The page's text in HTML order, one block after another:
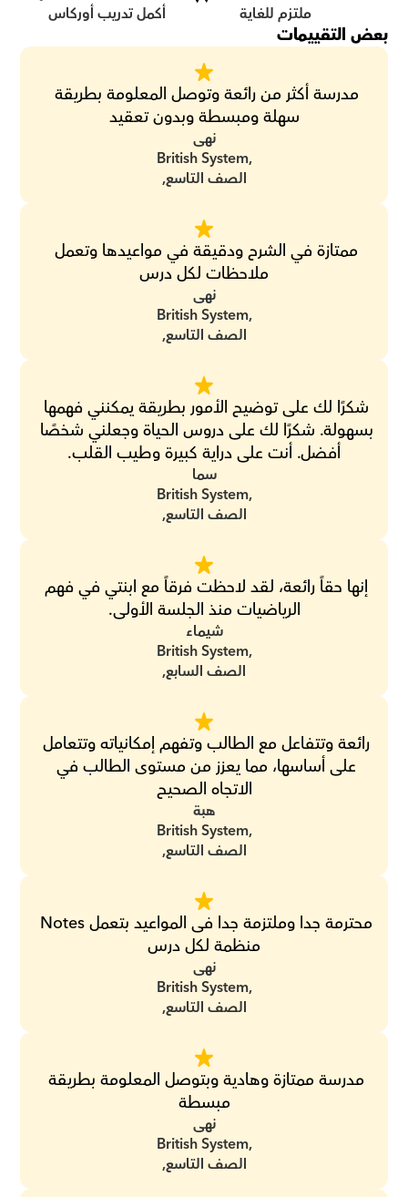
ملتزم للغاية أكمل تدريب أوركاس
بعض التقييمات
الاتجاه الصحيح
هبة
الصف التاسع,
British System,
منظمة لكل درس
نهى
الصف التاسع,
British System,
مبسطة
نهى
الصف التاسع,
British System,
سهلة ومبسطة وبدون تعقيد
نهى
الصف التاسع,
British System,
ملاحظات لكل درس
نهى
الصف التاسع,
British System,
أفضل. أنت على دراية كبيرة وطيب القلب.
سما
الصف التاسع,
British System,
الرياضيات منذ الجلسة الأولى.
شيماء
الصف السابع,
British System,